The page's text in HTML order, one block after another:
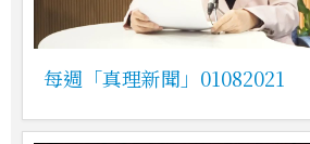
每週「真理新聞」01082021